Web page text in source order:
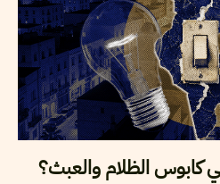
كابوس الظلام والعبث؟